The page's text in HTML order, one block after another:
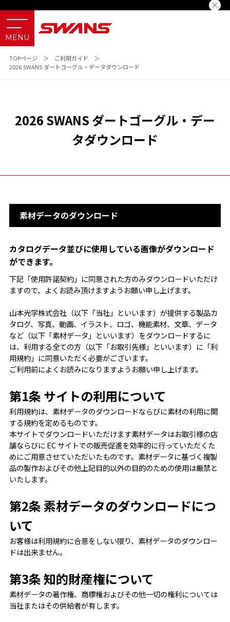
TOPページ ＞ ご利用ガイド
＞
2026 SWANS ダートゴーグル・データダウンロード
2026 SWANS ダートゴーグル・デー
タダウンロード
素材データのダウンロード
カタログデータ並びに使用している画像がダウンロード
ができます。
下記「使用許諾契約」に同意された方のみダウンロードいただけ
ますので、よくお読み頂けますようお願い申し上げます。
山本光学株式会社（以下「当社」といいます）が提供する製品カ
タログ、写真、動画、イラスト、ロゴ、機能素材、文章、データ
など（以下「素材データ」といいます）をダウンロードするに
は、利用する全ての方（以下「お取引先様」といいます）に「利
用規約」に同意いただく必要がございます。
ご利用前によくお読みになりますようお願い申し上げます。
第1条 サイトの利用について
利用規約は、素材データのダウンロードならびに素材の利用に関
する規約を定めるものです。
本サイトでダウンロードいただけます素材データはお取引様の店
舗ならびに EC サイトでの販売促進を効率的に行っていただくた
めにご用意させていただいたものです。素材データに基づく複製
品の製作およびその他上記目的以外の目的のための使用は厳禁と
いたします。
第2条 素材データのダウンロードにつ
いて
お客様は利用規約に合意をしない限り、素材データのダウンロー
ドは出来ません。
第3条 知的財産権について
素材データの著作権、商標権およびその他一切の権利については
当社またはその供給者が有します。